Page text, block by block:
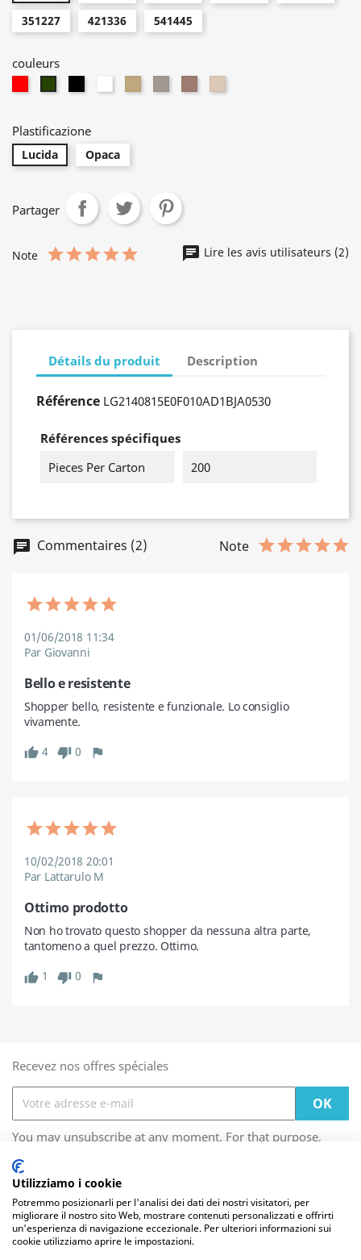
Les cookies nous permettent de personnaliser le
contenu et les annonces, d'offrir des fonctionnalités
relatives aux médias sociaux et d'analyser notre trafic.
Nous partageons également des informations sur
351227
421336 541445
couleurs
Plastificazione
Lucida Opaca
Partager
Note Lire les avis utilisateurs (2)
Détails du produit Description
Référence LG2140815E0F010AD1BJA0530
Références spécifiques
Pieces Per Carton
200
Commentaires (2) Note
01/06/2018 11:34
Par Giovanni
Bello e resistente
Shopper bello, resistente e funzionale. Lo consiglio
vivamente.
4
0
10/02/2018 20:01
Par Lattarulo M
Ottimo prodotto
Non ho trovato questo shopper da nessuna altra parte,
tantomeno a quel prezzo. Ottimo.
1
0
Recevez nos offres spéciales
You may unsubscribe at any moment. For that purpose,
FOOTER CONTENT (MIGRATED) 
Utilizziamo i cookie
Potremmo posizionarli per l'analisi dei dati dei nostri visitatori, per
migliorare il nostro sito Web, mostrare contenuti personalizzati e offrirti
un'esperienza di navigazione eccezionale. Per ulteriori informazioni sui
cookie utilizziamo aprire le impostazioni.